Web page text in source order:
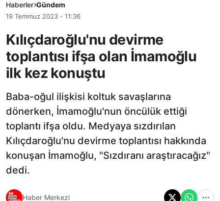
Haberler Gündem
19 Temmuz 2023 - 11:36
Kılıçdaroğlu'nu devirme
toplantısı ifşa olan İmamoğlu
ilk kez konuştu
Baba-oğul ilişkisi koltuk savaşlarına
dönerken, İmamoğlu'nun öncülük ettiği
toplantı ifşa oldu. Medyaya sızdırılan
Kılıçdaroğlu'nu devirme toplantısı hakkında
konuşan İmamoğlu, "Sızdıranı araştıracağız"
dedi.
Haber Merkezi